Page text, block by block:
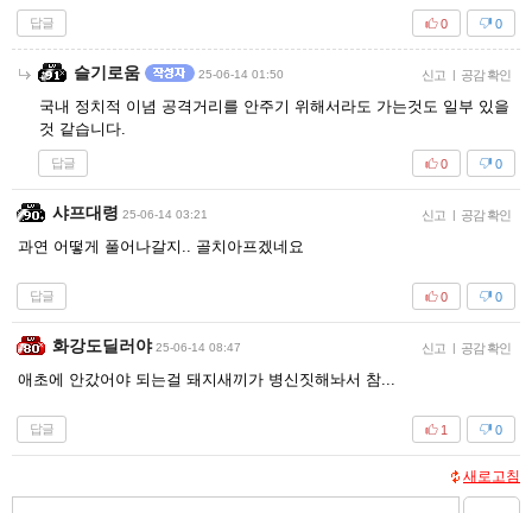
답글 0
0
슬기로움 25-06-14 01:50 신고 공감 확인
국내 정치적 이념 공격거리를 안주기 위해서라도 가는것도 일부 있을
것 같습니다.
답글 0
0
샤프대령 25-06-14 03:21 신고 공감 확인
과연 어떻게 풀어나갈지.. 골치아프겠네요
답글 0
0
화강도딜러야 25-06-14 08:47 신고 공감 확인
애초에 안갔어야 되는걸 돼지새끼가 병신짓해놔서 참...
답글 0
1
새로고침